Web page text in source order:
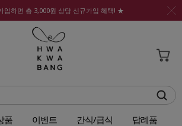
입하면 총 3,000원 상당 신규가입 혜택! ★
품 이벤트 간식/급식 답례품